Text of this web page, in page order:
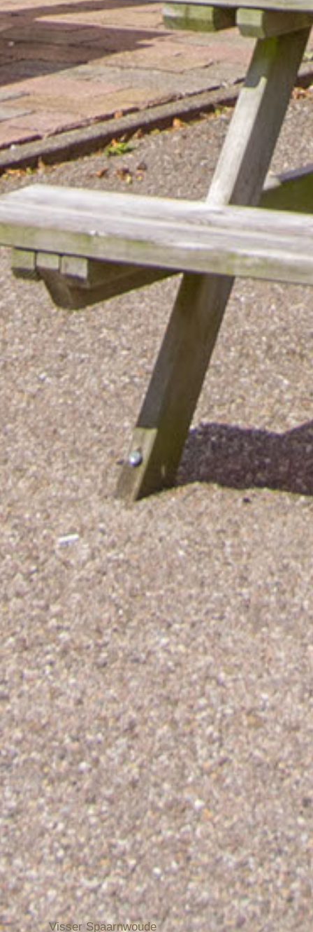
Visser Spaarnwoude